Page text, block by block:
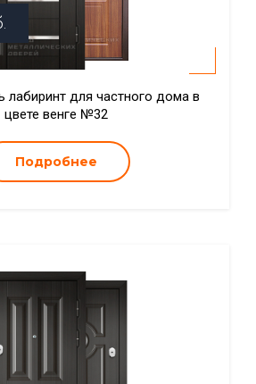
лабиринт для частного дома в
цвете венге №32
Подробнее